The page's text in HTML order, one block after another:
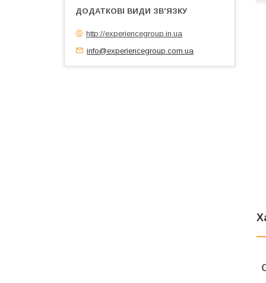
http://experiencegroup.in.ua
info@experiencegroup.com.ua